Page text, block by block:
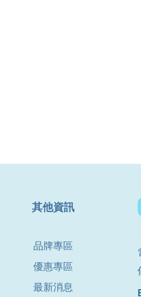
其他資訊
品牌專區
優惠專區
最新消息